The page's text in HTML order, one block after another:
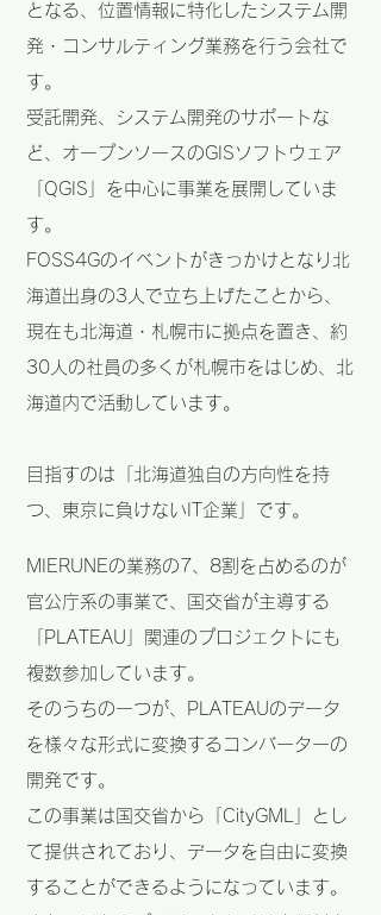
となる、位置情報に特化したシステム開
発・コンサルティング業務を行う会社で
す。
受託開発、システム開発のサポートな
ど、オープンソースのGISソフトウェア
「QGIS」を中心に事業を展開していま
す。
FOSS4Gのイベントがきっかけとなり北
海道出身の3人で立ち上げたことから、
現在も北海道・札幌市に拠点を置き、約
30人の社員の多くが札幌市をはじめ、北
海道内で活動しています。
目指すのは「北海道独自の方向性を持
つ、東京に負けないIT企業」です。
MIERUNEの業務の7、8割を占めるのが
官公庁系の事業で、国交省が主導する
「PLATEAU」関連のプロジェクトにも
複数参加しています。
そのうちの一つが、PLATEAUのデータ
を様々な形式に変換するコンバーターの
開発です。
この事業は国交省から「CityGML」とし
て提供されており、データを自由に変換
することができるようになっています。